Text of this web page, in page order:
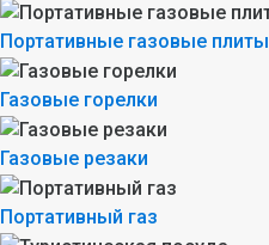
Портативные газовые плиты
Газовые горелки
Газовые резаки
Портативный газ